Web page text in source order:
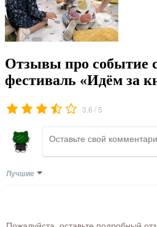
Отзывы про событие
фестиваль «Идём за
3.6 / 5
Лучшие